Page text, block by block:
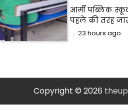
आर्मी पब्लिक
पहले की तरह
23 hours ago
Copyright © 2026